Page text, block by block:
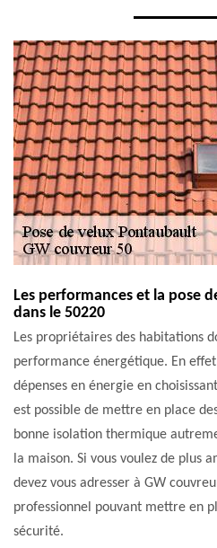
Les performances et la pose
dans le 50220
Les propriétaires des habitations
performance énergétique. En
dépenses en énergie en
est possible de mettre en place
bonne isolation thermique
la maison. Si vous voulez de plus
devez vous adresser à GW
professionnel pouvant mettre en
sécurité.